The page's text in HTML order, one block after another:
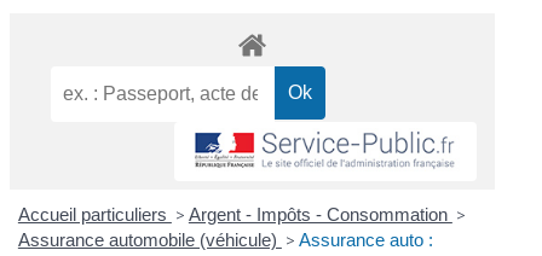
Accueil particuliers > Argent - Impôts - Consommation >
Assurance automobile (véhicule) > Assurance auto :